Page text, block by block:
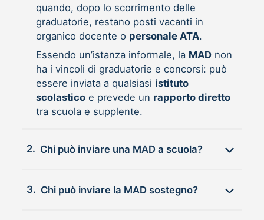
quando, dopo lo scorrimento delle
graduatorie, restano posti vacanti in
organico docente o personale ATA.
Essendo un’istanza informale, la MADnon
ha i vincoli di graduatorie e concorsi: può
essere inviata a qualsiasi istituto
scolasticoe prevede un rapporto diretto
tra scuola e supplente.
2. Chi può inviare una MAD a scuola?
3. Chi può inviare la MAD sostegno?